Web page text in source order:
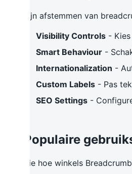
Fijn afstemmen van
Visibility Controls -
Smart Behaviour -
Internationalization -
Custom Labels - Pas
SEO Settings -
Populaire
Zie hoe winkels